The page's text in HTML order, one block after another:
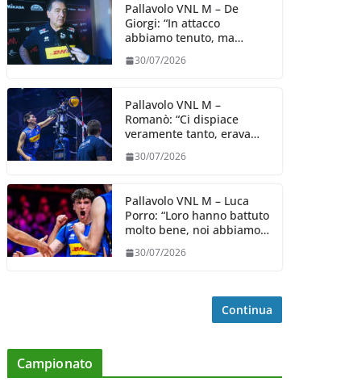
Pallavolo VNL M – De
Giorgi: “In attacco
abbiamo tenuto, ma
dalla prestazione in
30/07/2026
Pallavolo VNL M –
Romanò: “Ci dispiace
veramente tanto, eravamo
impareremo”
30/07/2026
Pallavolo VNL M – Luca
Porro: “Loro hanno battuto
molto bene, noi abbiamo
spunto su cui lavorare e
30/07/2026
Continua
Campionato